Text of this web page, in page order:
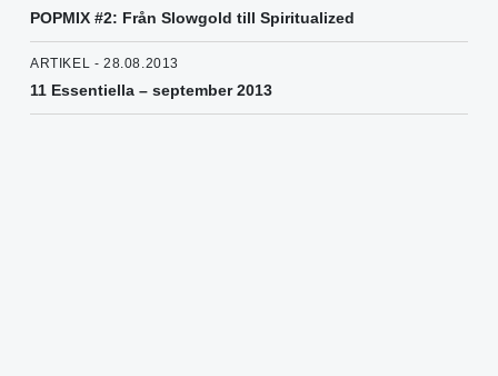
POPMIX #2: Från Slowgold till Spiritualized
ARTIKEL - 28.08.2013
11 Essentiella – september 2013